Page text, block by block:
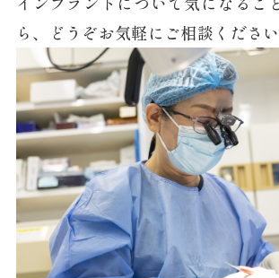
ら、どうぞお気軽にご相談くださ